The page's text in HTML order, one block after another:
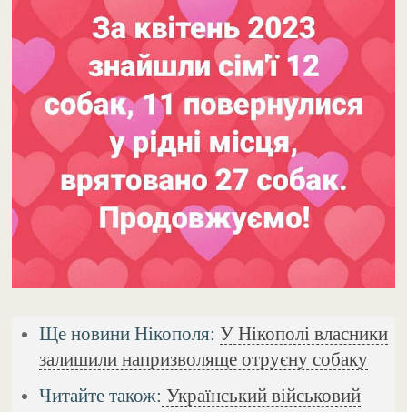
Ще новини Нікополя:У Нікополі власники
залишили напризволяще отруєну собаку
Читайте також: Український військовий